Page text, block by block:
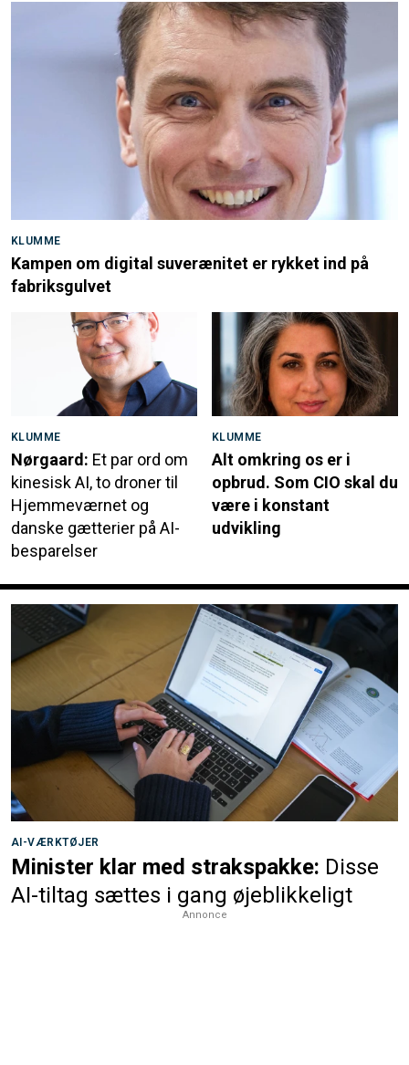
KLUMME
Kampen om digital suverænitet er rykket ind på
fabriksgulvet
KLUMME
Nørgaard: Et par ord om
kinesisk AI, to droner til
Hjemmeværnet og
danske gætterier på AI-
besparelser
KLUMME
Alt omkring os er i
opbrud. Som CIO skal du
være i konstant
udvikling
AI-VÆRKTØJER
Minister klar med strakspakke: Disse
AI-tiltag sættes i gang øjeblikkeligt
Annonce